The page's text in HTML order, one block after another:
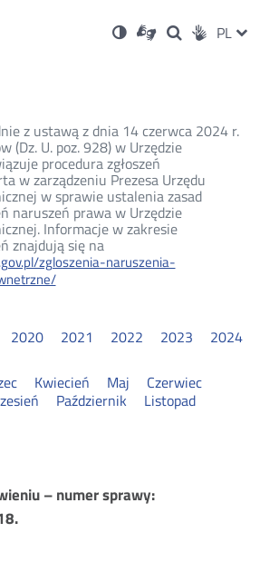
Ustawienia
Wersja
kontrastowa
Dla
niesłyszących
OtwórzOtwórz
w
Otwórz
w
Social PL
z ustawą z dnia 14 czerwca 2024 r.
(Dz. U. poz. 928) w Urzędzie
procedura zgłoszeń
w zarządzeniu Prezesa Urzędu
w sprawie ustalenia zasad
naruszeń prawa w Urzędzie
Informacje w zakresie
znajdują się na
zgloszenia-naruszenia-
2020 2021 2022 2023
2024
Kwiecień Maj
Czerwiec
Październik
Listopad
– numer sprawy: